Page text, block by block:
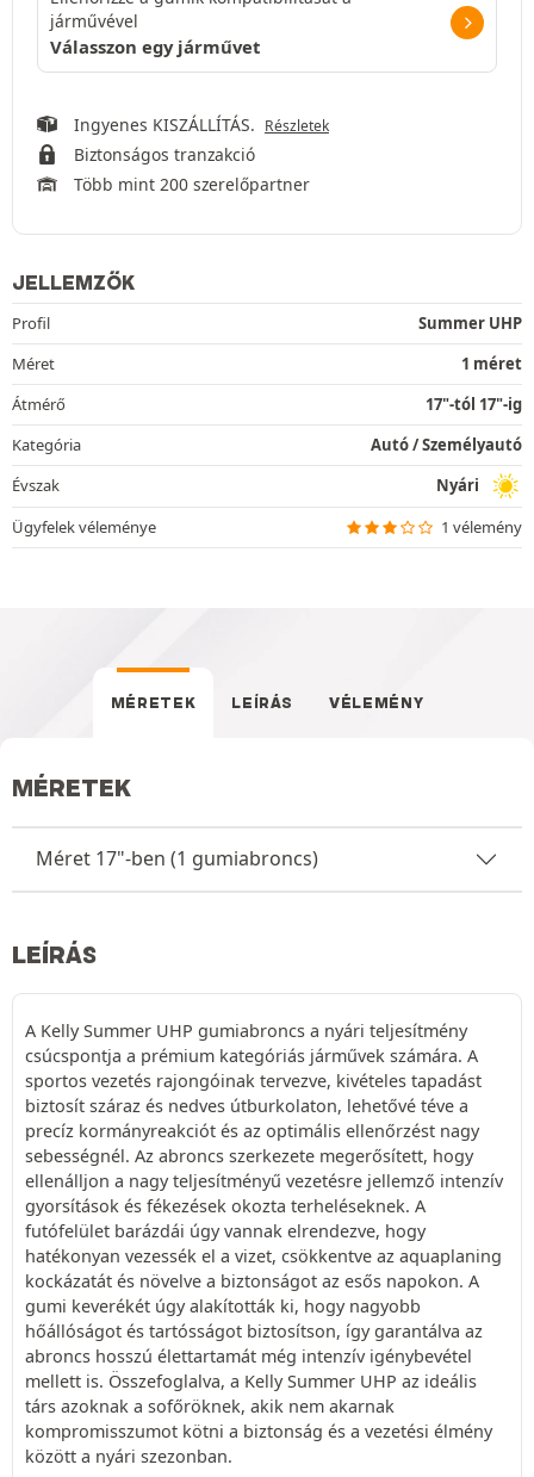
járművével
Válasszon egy járművet
Ingyenes KISZÁLLÍTÁS. Részletek
Biztonságos tranzakció
Több mint 200 szerelőpartner
JELLEMZŐK
Profil
Summer UHP
Méret
1 méret
Átmérő
17"-tól 17"-ig
Kategória
Autó / Személyautó
Évszak
Nyári
Ügyfelek véleménye
1 vélemény
MÉRETEK LEÍRÁS VÉLEMÉNY
MÉRETEK
Méret 17"-ben (1 gumiabroncs)
LEÍRÁS
A Kelly Summer UHP gumiabroncs a nyári teljesítmény
csúcspontja a prémium kategóriás járművek számára. A
sportos vezetés rajongóinak tervezve, kivételes tapadást
biztosít száraz és nedves útburkolaton, lehetővé téve a
precíz kormányreakciót és az optimális ellenőrzést nagy
sebességnél. Az abroncs szerkezete megerősített, hogy
ellenálljon a nagy teljesítményű vezetésre jellemző intenzív
gyorsítások és fékezések okozta terheléseknek. A
futófelület barázdái úgy vannak elrendezve, hogy
hatékonyan vezessék el a vizet, csökkentve az aquaplaning
kockázatát és növelve a biztonságot az esős napokon. A
gumi keverékét úgy alakították ki, hogy nagyobb
hőállóságot és tartósságot biztosítson, így garantálva az
abroncs hosszú élettartamát még intenzív igénybevétel
mellett is. Összefoglalva, a Kelly Summer UHP az ideális
társ azoknak a sofőröknek, akik nem akarnak
kompromisszumot kötni a biztonság és a vezetési élmény
között a nyári szezonban.